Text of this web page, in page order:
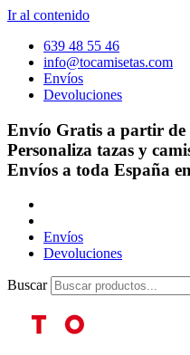
Ir al contenido
639 48 55 46
info@tocamisetas.com
Envíos
Devoluciones
Envío Gratis a partir de
Personaliza tazas y
Envíos a toda España
Envíos
Devoluciones
Buscar